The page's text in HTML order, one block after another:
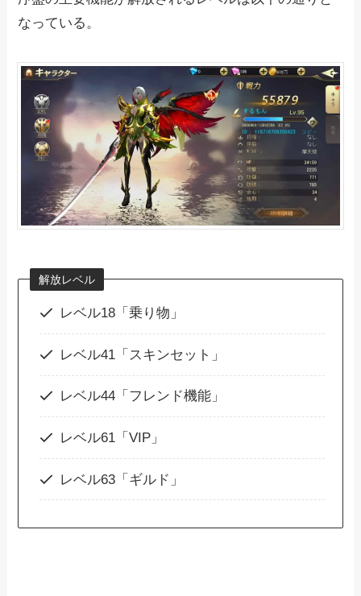
なっている。
解放レベル
レベル18「乗り物」
レベル41「スキンセット」
レベル44「フレンド機能」
レベル61「VIP」
レベル63「ギルド」